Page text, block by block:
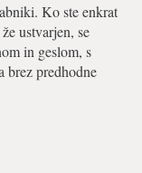
Ko ste enkrat
ustvarjen, se
in geslom, s
brez predhodne